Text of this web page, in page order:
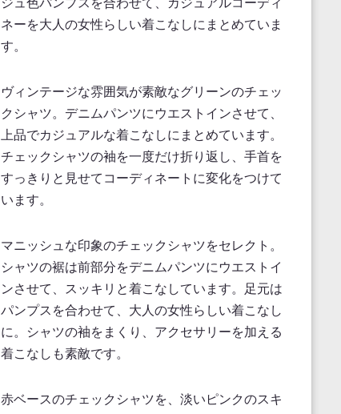
ジュ色パンプスを合わせて、カジュアルコーディ
ネーを大人の女性らしい着こなしにまとめていま
す。
ヴィンテージな雰囲気が素敵なグリーンのチェッ
クシャツ。デニムパンツにウエストインさせて、
上品でカジュアルな着こなしにまとめています。
チェックシャツの袖を一度だけ折り返し、手首を
すっきりと見せてコーディネートに変化をつけて
います。
マニッシュな印象のチェックシャツをセレクト。
シャツの裾は前部分をデニムパンツにウエストイ
ンさせて、スッキリと着こなしています。足元は
パンプスを合わせて、大人の女性らしい着こなし
に。シャツの袖をまくり、アクセサリーを加える
着こなしも素敵です。
赤ベースのチェックシャツを、淡いピンクのスキ